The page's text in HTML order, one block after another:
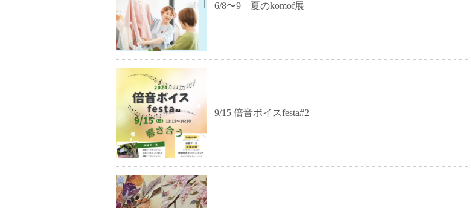
6/8〜9 夏のkomof展
9/15 倍音ボイスfesta#2